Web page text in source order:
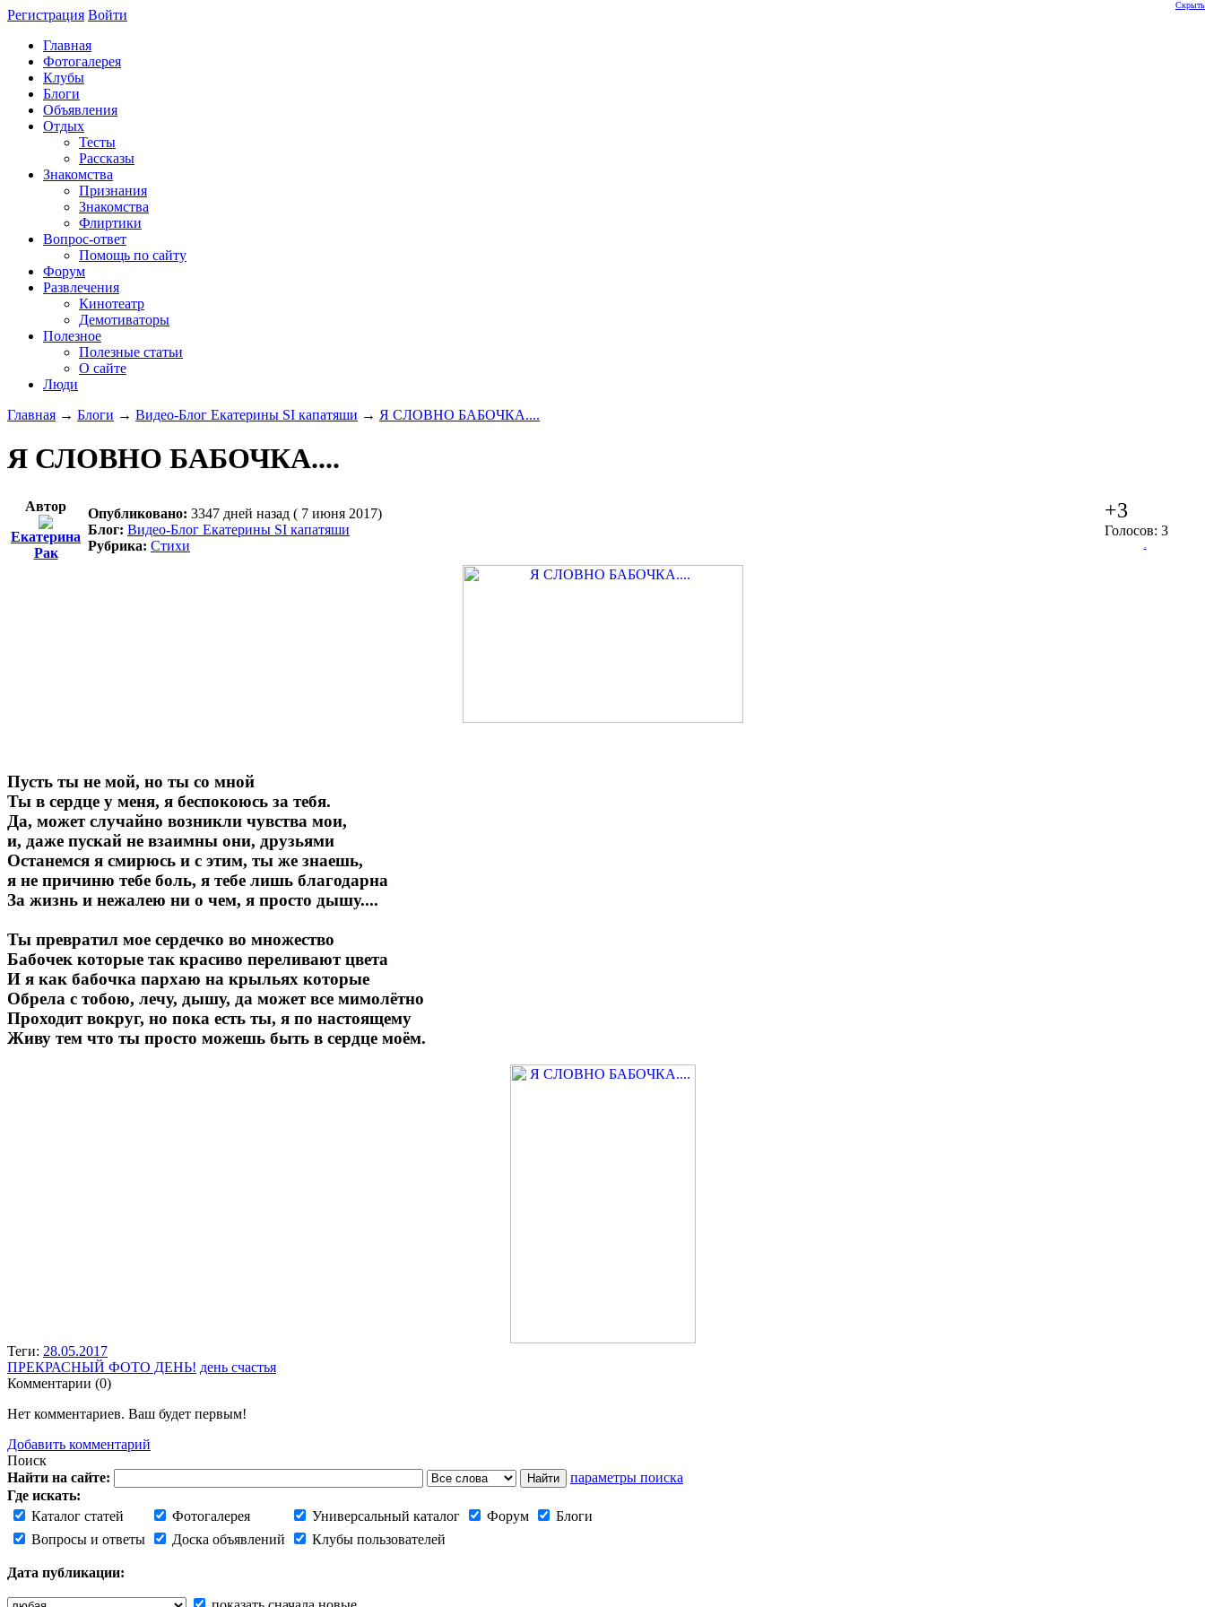
Регистрация Войти
Главная
Фотогалерея
Клубы
Блоги
Объявления
Отдых
Тесты
Рассказы
Знакомства
Признания
Знакомства
Флиртики
Вопрос-ответ
Помощь по сайту
Форум
Развлечения
Кинотеатр
Демотиваторы
Полезное
Полезные статьи
О сайте
Люди
Главная → Блоги → Видео-Блог Екатерины SI капатяши → Я СЛОВНО БАБОЧКА....
Я СЛОВНО БАБОЧКА....
Автор
Екатерина
Рак
Опубликовано: 3347 дней назад ( 7 июня 2017)
Блог: Видео-Блог Екатерины SI капатяши
Рубрика: Стихи
+3
Голосов: 3
Пусть ты не мой, но ты со мной
Ты в сердце у меня, я беспокоюсь за тебя.
Да, может случайно возникли чувства мои,
и, даже пускай не взаимны они, друзьями
Останемся я смирюсь и с этим, ты же знаешь,
я не причиню тебе боль, я тебе лишь благодарна
За жизнь и нежалею ни о чем, я просто дышу....
Ты превратил мое сердечко во множество
Бабочек которые так красиво переливают цвета
И я как бабочка пархаю на крыльях которые
Обрела с тобою, лечу, дышу, да может все мимолётно
Проходит вокруг, но пока есть ты, я по настоящему
Живу тем что ты просто можешь быть в сердце моём.
Теги: 28.05.2017
ПРЕКРАСНЫЙ ФОТО ДЕНЬ! день счастья
Комментарии (0)
Нет комментариев. Ваш будет первым!
Добавить комментарий
Поиск
Найти на сайте:
параметры поиска
Где искать:
Каталог статей
Фотогалерея Универсальный каталог Форум
Блоги
Вопросы и ответы
Доска объявлений Клубы пользователей
Дата публикации:
Скрыть